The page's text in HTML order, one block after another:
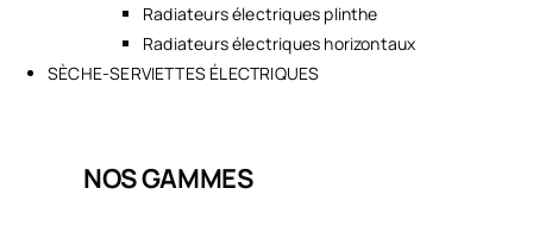
Radiateurs électriques plinthe
Radiateurs électriques horizontaux
SÈCHE-SERVIETTES ÉLECTRIQUES
NOS GAMMES